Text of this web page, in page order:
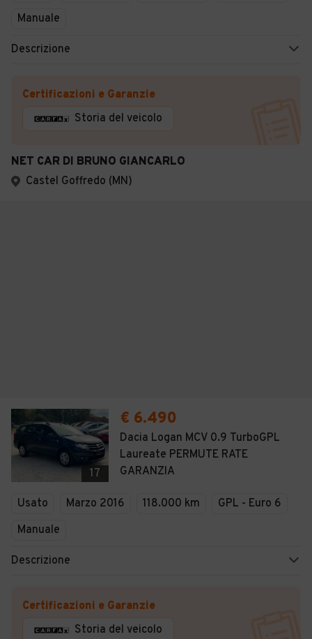
Manuale
Descrizione
Certificazioni e Garanzie
Storia del veicolo
NET CAR DI BRUNO GIANCARLO
Castel Goffredo (MN)
17
€ 6.490
Dacia Logan MCV 0.9 TurboGPL
Laureate PERMUTE RATE
GARANZIA
Usato Marzo 2016 118.000 km
GPL - Euro 6
Manuale
Descrizione
Certificazioni e Garanzie
Storia del veicolo